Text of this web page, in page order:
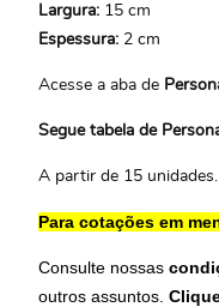
Largura: 15 cm
Espessura: 2 cm
Acesse a aba de
Segue tabela de
A partir de 15
Para cotações em
Consulte nossas
outros assuntos.